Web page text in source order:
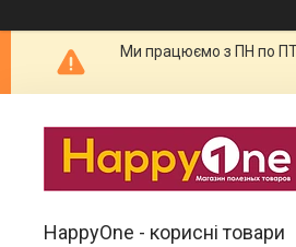
Ми працюємо з ПН по ПТ
HappyOne - корисні товари